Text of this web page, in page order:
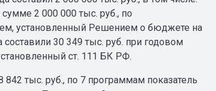
2 000 000 тыс. руб., по
установленный Решением о бюджете на
30 349 тыс. руб. при годовом
ст. 111 БК РФ.
тыс. руб., по 7 программам показатель